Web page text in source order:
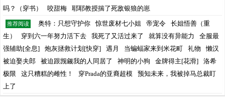
吗？（穿书）
咬甜梅 耶耶教授揣了死敌银狼的崽
推荐阅读 奥特：只想守护你 惊世废材七小姐 帝宠令
长姐悟善（重
生）
穿到六一年努力活下去 我死了又活过来了 就算没有异能力
全服最
强辅助[全息]
炮灰拯救计划[快穿] 遇月 当蝙蝠家来到米花町 礼物
懒汉
被迫娶夫郎
被迫跟觊觎我的人同居了 神明的小狗 金牌得主[花滑]
洛希
极限
这只糟糕的雌性！ 穿Prada的亚裔超模
预知未来，我被掉马总裁盯
上了